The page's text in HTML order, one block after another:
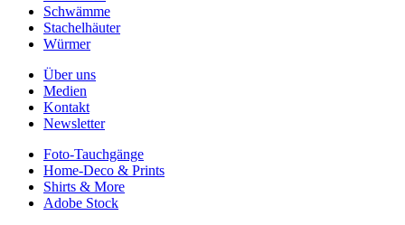
Schwämme
Stachelhäuter
Würmer
Über uns
Medien
Kontakt
Newsletter
Foto-Tauchgänge
Home-Deco & Prints
Shirts & More
Adobe Stock